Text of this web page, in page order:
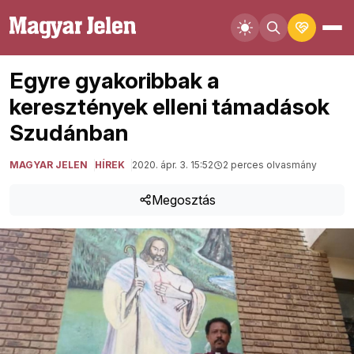
Egyre gyakoribbak a
keresztények elleni támadások
Szudánban
MAGYAR JELEN HÍREK 2020. ápr. 3. 15:52 2 perces olvasmány
Megosztás